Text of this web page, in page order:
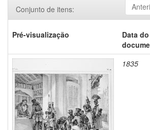
Conjunto de itens:
Pré-visualização
Data do
1835